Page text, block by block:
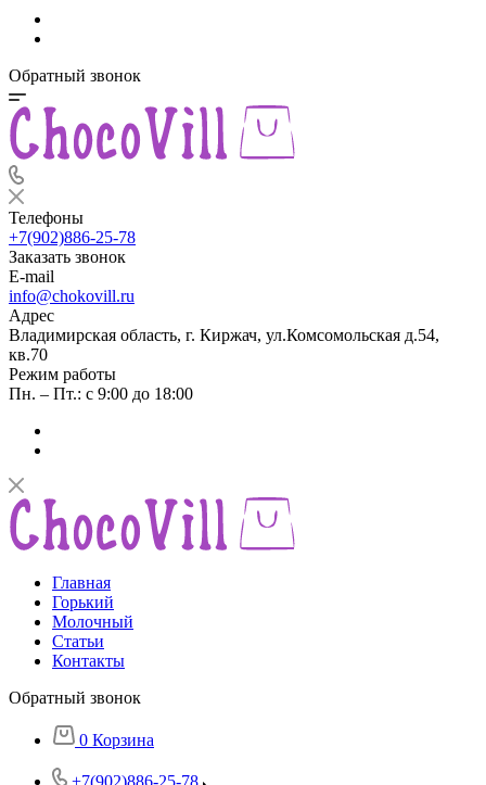
Обратный звонок
Телефоны
+7(902)886-25-78
Заказать звонок
E-mail
info@chokovill.ru
Адрес
Владимирская область, г. Киржач, ул.Комсомольская д.54,
кв.70
Режим работы
Пн. – Пт.: с 9:00 до 18:00
Главная
Горький
Молочный
Статьи
Контакты
Обратный звонок
0 Корзина